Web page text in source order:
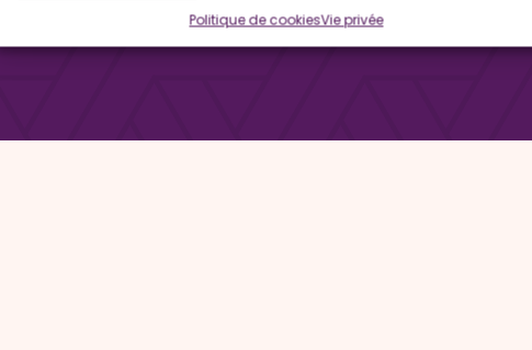
Politique de cookiesVie privée